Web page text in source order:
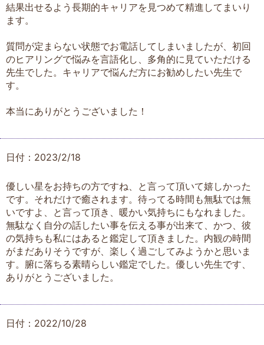
結果出せるよう長期的キャリアを見つめて精進してまいり
ます。
質問が定まらない状態でお電話してしまいましたが、初回
のヒアリングで悩みを言語化し、多角的に見ていただける
先生でした。キャリアで悩んだ方にお勧めしたい先生で
す。
本当にありがとうございました！
日付：2023/2/18
優しい星をお持ちの方ですね、と言って頂いて嬉しかった
です。それだけで癒されます。待ってる時間も無駄では無
いですよ、と言って頂き、暖かい気持ちにもなれました。
無駄なく自分の話したい事を伝える事が出来て、かつ、彼
の気持ちも私にはあると鑑定して頂きました。内観の時間
がまだありそうですが、楽しく過ごしてみようかと思いま
す。腑に落ちる素晴らしい鑑定でした。優しい先生です、
ありがとうございました。
日付：2022/10/28